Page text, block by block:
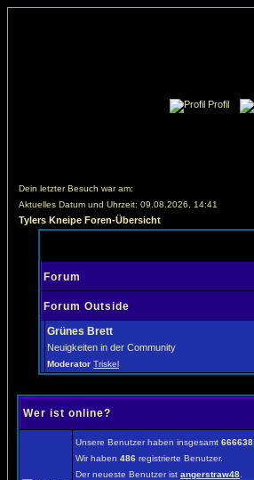
Profil
Dein letzter Besuch war am:
Aktuelles Datum und Uhrzeit: 09.08.2026, 14:41
Tylers Kneipe Foren-Übersicht
Forum
Forum Outside
Grünes Brett
Neuigkeiten in der Community
Moderator Triskel
Wer ist online?
Unsere Benutzer haben insgesamt 666638
Wir haben 486 registrierte Benutzer.
Der neueste Benutzer ist angerstraw48